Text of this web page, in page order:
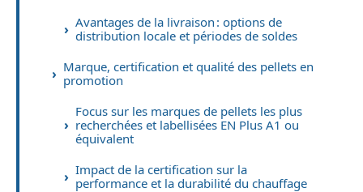
Avantages de la livraison : options de
distribution locale et périodes de soldes
Marque, certification et qualité des pellets en
promotion
Focus sur les marques de pellets les plus
recherchées et labellisées EN Plus A1 ou
équivalent
Impact de la certification sur la
performance et la durabilité du chauffage